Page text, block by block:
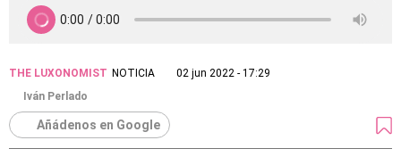
THE LUXONOMIST NOTICIA
02 jun 2022 - 17:29
Iván Perlado
Añádenos en Google